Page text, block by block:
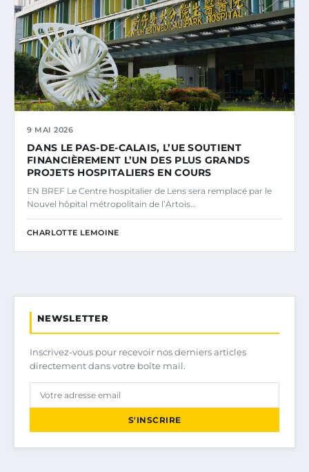
9 MAI 2026
DANS LE PAS-DE-CALAIS, L’UE SOUTIENT
FINANCIÈREMENT L’UN DES PLUS GRANDS
PROJETS HOSPITALIERS EN COURS
EN BREF Le Centre hospitalier de Lens sera remplacé par le
Nouvel hôpital métropolitain de l’Artois…
CHARLOTTE LEMOINE
NEWSLETTER
Inscrivez-vous pour recevoir nos derniers articles
directement dans votre boîte mail.
S'INSCRIRE